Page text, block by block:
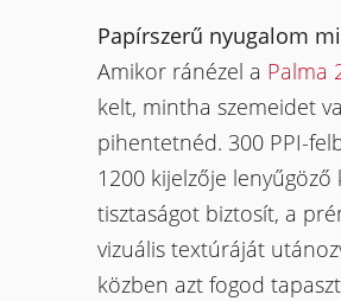
Papírszerű nyugalom
Amikor ránézel a Palma
kelt, mintha szemeidet
pihentetnéd. 300 PPI-
1200 kijelzője
tisztaságot biztosít, a
vizuális textúráját
közben azt fogod